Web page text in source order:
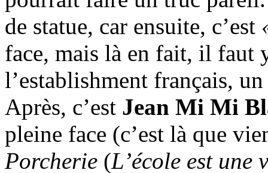
de statue, car ensuite, c’est
face, mais là en fait, il faut
l’establishment français,
Après, c’est Jean Mi Mi
pleine face (c’est là que
Porcherie (L’école est une